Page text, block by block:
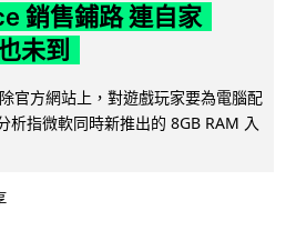
銷售鋪路 連自家
未到
官方網站上，對遊戲玩家要為電腦配
析指微軟同時新推出的 8GB RAM 入